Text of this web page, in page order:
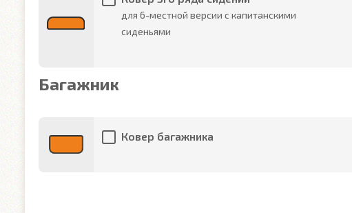
для 6-местной версии с капитанскими
сиденьями
Багажник
Ковер багажника